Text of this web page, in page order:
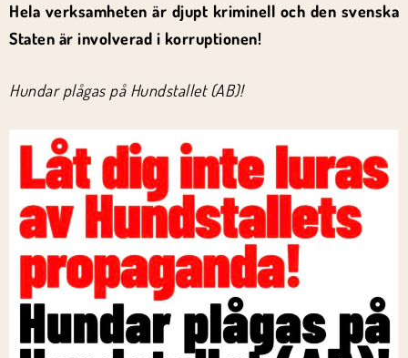
Hela verksamheten är djupt kriminell och den svenska
Staten är involverad i korruptionen!
Hundar plågas på Hundstallet (AB)!